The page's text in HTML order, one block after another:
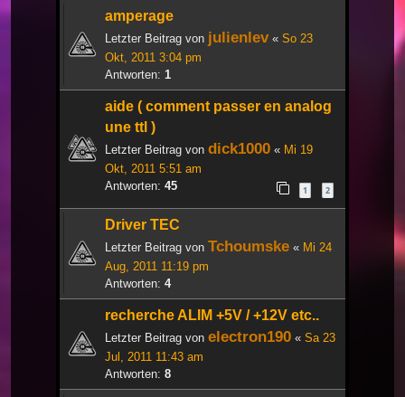
amperage
Letzter Beitrag von julienlev« So 23
Okt, 2011 3:04 pm
Antworten: 1
aide ( comment passer en analog
une ttl )
Letzter Beitrag von dick1000 « Mi 19
Okt, 2011 5:51 am
Antworten: 45 1 2
Driver TEC
Letzter Beitrag von Tchoumske « Mi 24
Aug, 2011 11:19 pm
Antworten: 4
recherche ALIM +5V / +12V etc..
Letzter Beitrag von electron190 « Sa 23
Jul, 2011 11:43 am
Antworten: 8